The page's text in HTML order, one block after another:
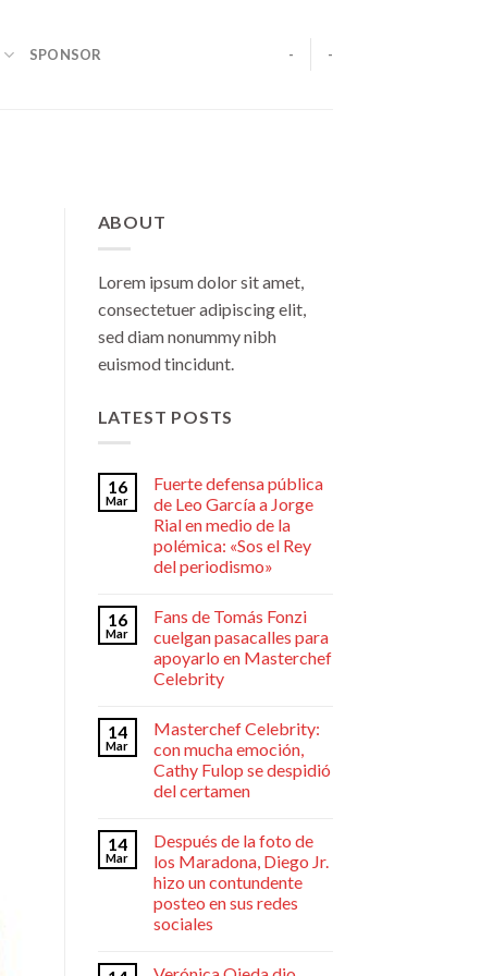
SPONSOR - -
ABOUT
Lorem ipsum dolor sit amet,
consectetuer adipiscing elit,
sed diam nonummy nibh
euismod tincidunt.
LATEST POSTS
16
Mar
Fuerte defensa pública
de Leo García a Jorge
Rial en medio de la
polémica: «Sos el Rey
del periodismo»
16
Mar
Fans de Tomás Fonzi
cuelgan pasacalles para
apoyarlo en Masterchef
Celebrity
14
Mar
Masterchef Celebrity:
con mucha emoción,
Cathy Fulop se despidió
del certamen
14
Mar
Después de la foto de
los Maradona, Diego Jr.
hizo un contundente
posteo en sus redes
sociales